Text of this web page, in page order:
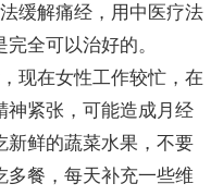
解痛经，用中医疗法
全可以治好的。
在女性工作较忙，在
神紧张，可能造成月经
新鲜的蔬菜水果，不要
多餐，每天补充一些维